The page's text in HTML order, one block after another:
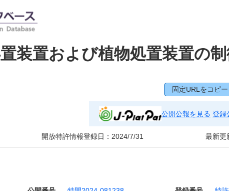
装置および植物処置装置の
固定URLをコピー
公開公報を見る 登録
開放特許情報登録日： 2024/7/31 最新更